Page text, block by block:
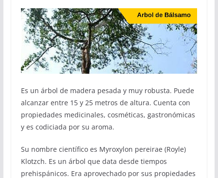
Es un árbol de madera pesada y muy robusta. Puede
alcanzar entre 15 y 25 metros de altura. Cuenta con
propiedades medicinales, cosméticas, gastronómicas
y es codiciada por su aroma.
Su nombre científico es Myroxylon pereirae (Royle)
Klotzch. Es un árbol que data desde tiempos
prehispánicos. Era aprovechado por sus propiedades